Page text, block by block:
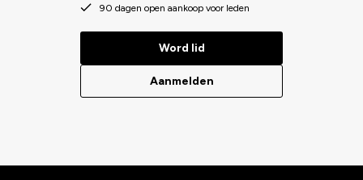
90 dagen open aankoop voor leden
Word lid
Aanmelden